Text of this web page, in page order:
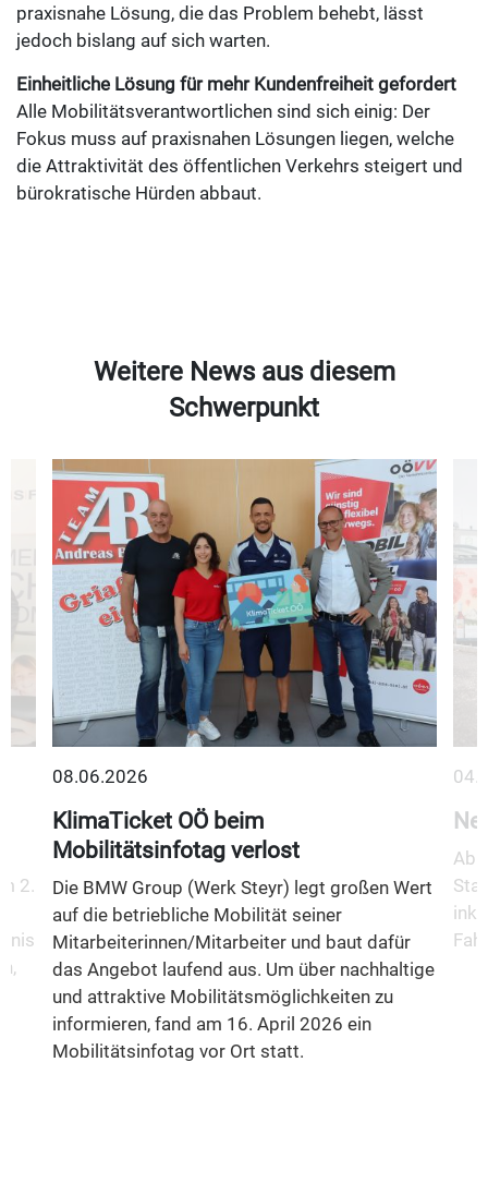
praxisnahe Lösung, die das Problem behebt, lässt
jedoch bislang auf sich warten.
Einheitliche Lösung für mehr Kundenfreiheit gefordert
Alle Mobilitätsverantwortlichen sind sich einig: Der
Fokus muss auf praxisnahen Lösungen liegen, welche
die Attraktivität des öffentlichen Verkehrs steigert und
bürokratische Hürden abbaut.
Weitere News aus diesem
Schwerpunkt
2.
08.06.2026
KlimaTicket OÖ beim
Mobilitätsinfotag verlost
Die BMW Group (Werk Steyr) legt großen Wert
auf die betriebliche Mobilität seiner
Mitarbeiterinnen/Mitarbeiter und baut dafür
das Angebot laufend aus. Um über nachhaltige
und attraktive Mobilitätsmöglichkeiten zu
informieren, fand am 16. April 2026 ein
Mobilitätsinfotag vor Ort statt.
Ab